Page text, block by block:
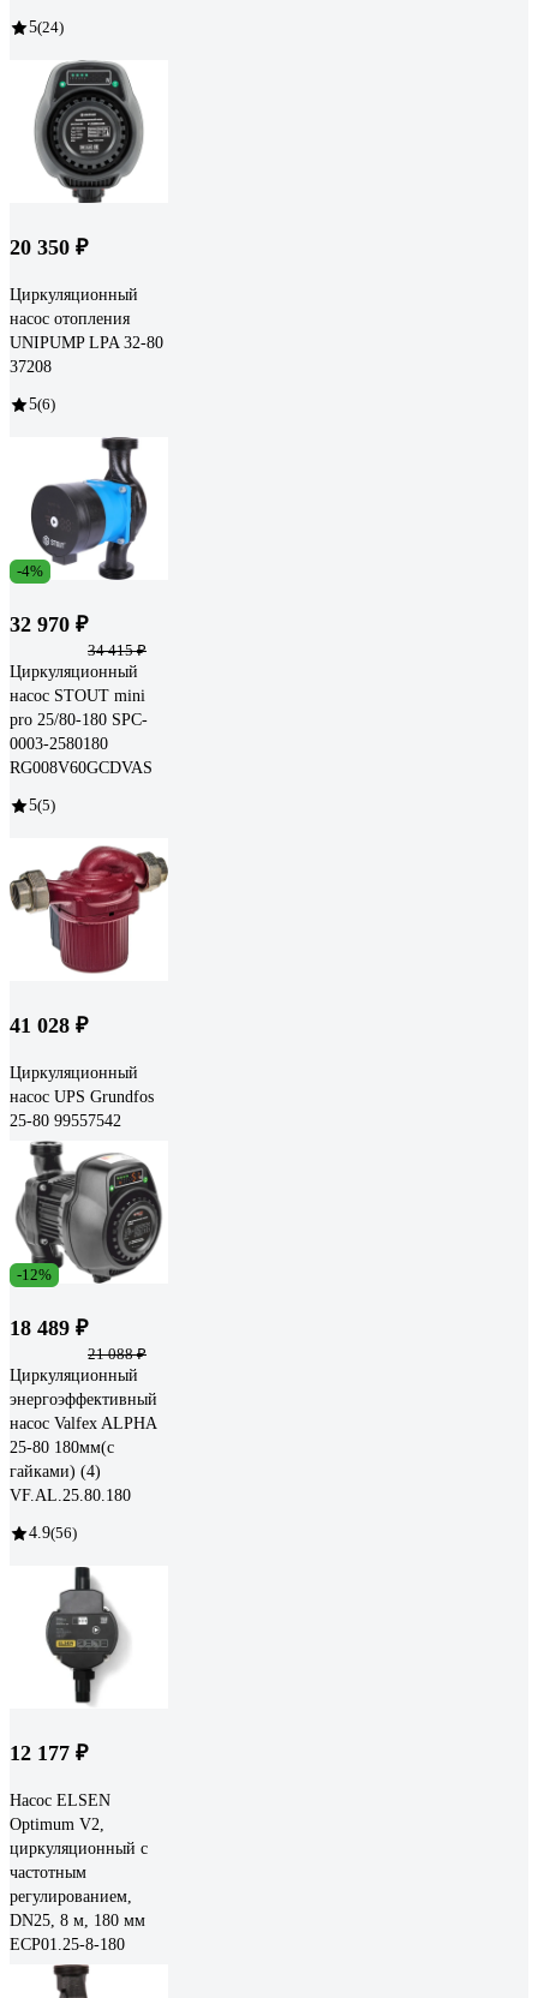
5(24)
20 350 ₽
Циркуляционный
насос отопления
UNIPUMP LPA 32-80
37208
5(6)
-4%
32 970 ₽
34 415 ₽
Циркуляционный
насос STOUT mini
pro 25/80-180 SPC-
0003-2580180
RG008V60GCDVAS
5(5)
41 028 ₽
Циркуляционный
насос UPS Grundfos
25-80 99557542
-12%
18 489 ₽
21 088 ₽
Циркуляционный
энергоэффективный
насос Valfex ALPHA
25-80 180мм(с
гайками) (4)
VF.AL.25.80.180
4.9(56)
12 177 ₽
Насос ELSEN
Optimum V2,
циркуляционный с
частотным
регулированием,
DN25, 8 м, 180 мм
ECP01.25-8-180